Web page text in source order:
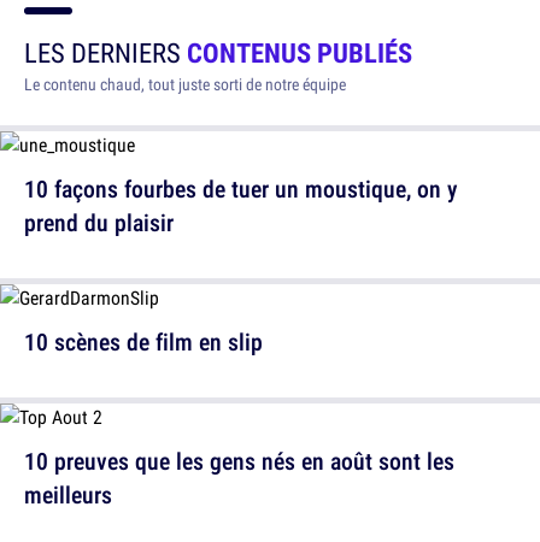
LES DERNIERS CONTENUS PUBLIÉS
Le contenu chaud, tout juste sorti de notre équipe
10 façons fourbes de tuer un moustique, on y
prend du plaisir
10 preuves que les gens nés en août sont les
meilleurs
10 scènes de film en slip